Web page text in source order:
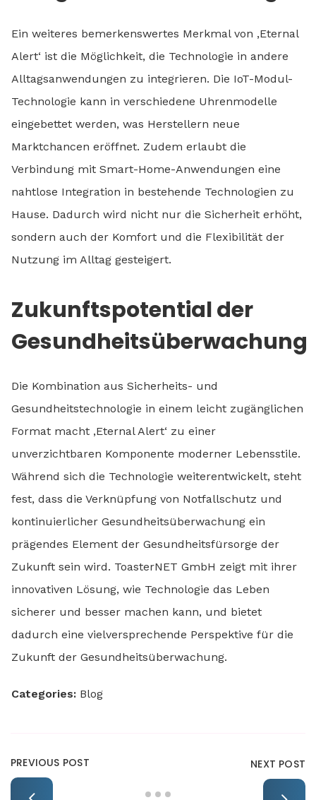
Ein weiteres bemerkenswertes Merkmal von ‚Eternal
Alert‘ ist die Möglichkeit, die Technologie in andere
Alltagsanwendungen zu integrieren. Die IoT-Modul-
Technologie kann in verschiedene Uhrenmodelle
eingebettet werden, was Herstellern neue
Marktchancen eröffnet. Zudem erlaubt die
Verbindung mit Smart-Home-Anwendungen eine
nahtlose Integration in bestehende Technologien zu
Hause. Dadurch wird nicht nur die Sicherheit erhöht,
sondern auch der Komfort und die Flexibilität der
Nutzung im Alltag gesteigert.
Zukunftspotential der
Gesundheitsüberwachung
Die Kombination aus Sicherheits- und
Gesundheitstechnologie in einem leicht zugänglichen
Format macht ‚Eternal Alert‘ zu einer
unverzichtbaren Komponente moderner Lebensstile.
Während sich die Technologie weiterentwickelt, steht
fest, dass die Verknüpfung von Notfallschutz und
kontinuierlicher Gesundheitsüberwachung ein
prägendes Element der Gesundheitsfürsorge der
Zukunft sein wird. ToasterNET GmbH zeigt mit ihrer
innovativen Lösung, wie Technologie das Leben
sicherer und besser machen kann, und bietet
dadurch eine vielversprechende Perspektive für die
Zukunft der Gesundheitsüberwachung.
Categories: Blog
PREVIOUS POST NEXT POST